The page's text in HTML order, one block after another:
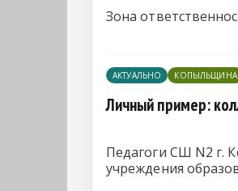
Зона
АКТУАЛЬНО КОПЫЛЬЩИНА
Личный пример:
Педагоги СШ N2 г.
учреждения